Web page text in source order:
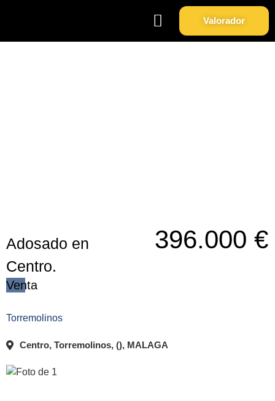
Valorador
Adosado en
Centro.
396.000 €
Venta
Torremolinos
Centro, Torremolinos, (), MALAGA